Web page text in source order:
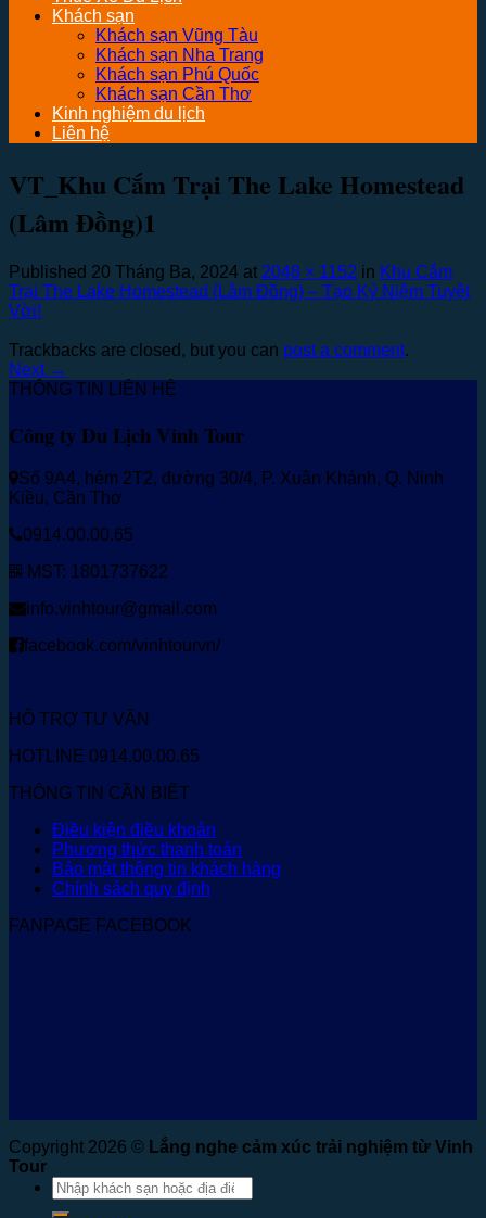
Khách sạn
Khách sạn Vũng Tàu
Khách sạn Nha Trang
Khách sạn Phú Quốc
Khách sạn Cần Thơ
Kinh nghiệm du lịch
Liên hệ
VT_Khu Cắm Trại The Lake Homestead
(Lâm Đồng)1
Published 20 Tháng Ba, 2024 at 2048 × 1152 in Khu Cắm
Trại The Lake Homestead (Lâm Đồng) – Tạo Kỷ Niệm Tuyệt
Vời!
Trackbacks are closed, but you can post a comment.
Next →
THÔNG TIN LIÊN HỆ
Công ty Du Lịch Vinh Tour
Số 9A4, hẻm 2T2, đường 30/4, P. Xuân Khánh, Q. Ninh
Kiều, Cần Thơ
0914.00.00.65
MST: 1801737622
info.vinhtour@gmail.com
facebook.com/vinhtourvn/
HỖ TRỢ TƯ VẤN
HOTLINE 0914.00.00.65
THÔNG TIN CẦN BIẾT
Điều kiện điều khoản
Phương thức thanh toán
Bảo mật thông tin khách hàng
Chính sách quy định
FANPAGE FACEBOOK
Copyright 2026 © Lắng nghe cảm xúc trải nghiệm từ Vinh
Tour
Tìm
kiếm: